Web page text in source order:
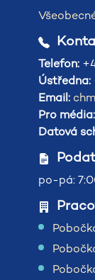
Telefon:
Ústředna:
Email:
Pro média:
Datová
po-pá: